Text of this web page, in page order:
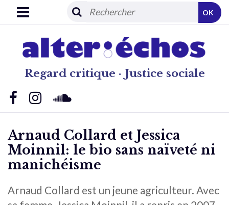
Regard critique · Justice sociale
OK
Arnaud Collard et Jessica
Moinnil: le bio sans naïveté ni
manichéisme
Arnaud Collard est un jeune agriculteur. Avec